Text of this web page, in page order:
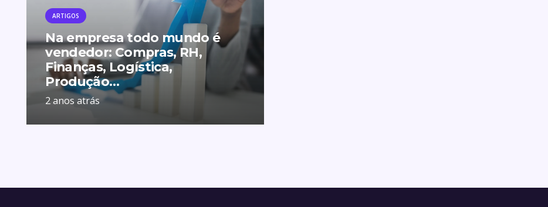
ARTIGOS
Na empresa todo mundo é
vendedor: Compras, RH,
Finanças, Logística,
Produção…
2 anos atrás